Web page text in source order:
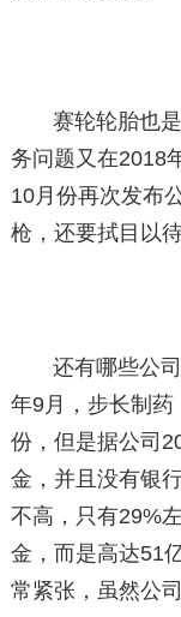
赛轮轮胎也
务问题又在2018
10月份再次发布
枪，还要拭目以待
还有哪些公
年9月，步长制
份，但是据公司
金，并且没有银
不高，只有29%
金，而是高达51
常紧张，虽然公